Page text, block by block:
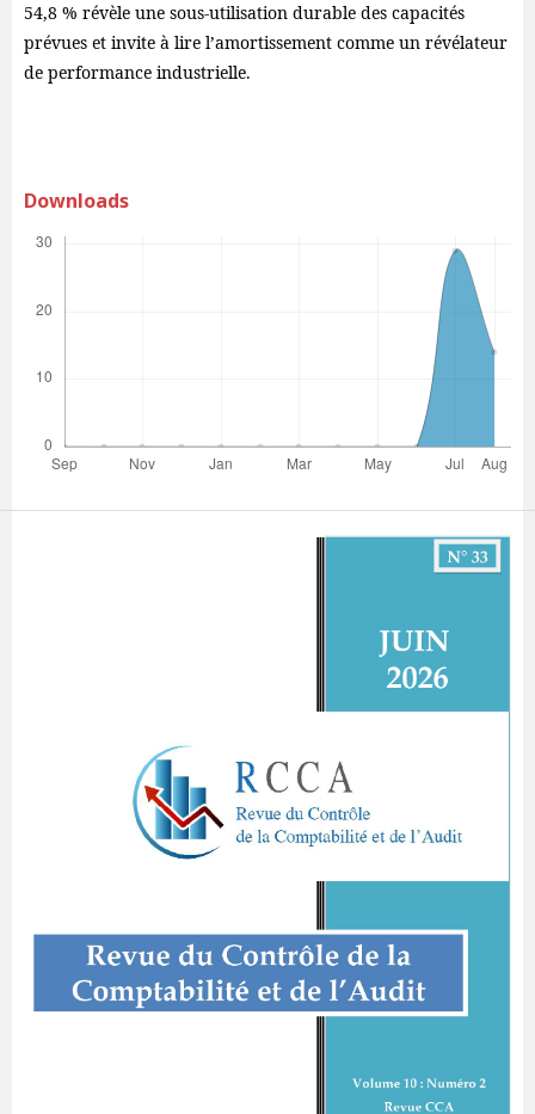
54,8 % révèle une sous-utilisation durable des capacités
prévues et invite à lire l’amortissement comme un révélateur
de performance industrielle.
Downloads